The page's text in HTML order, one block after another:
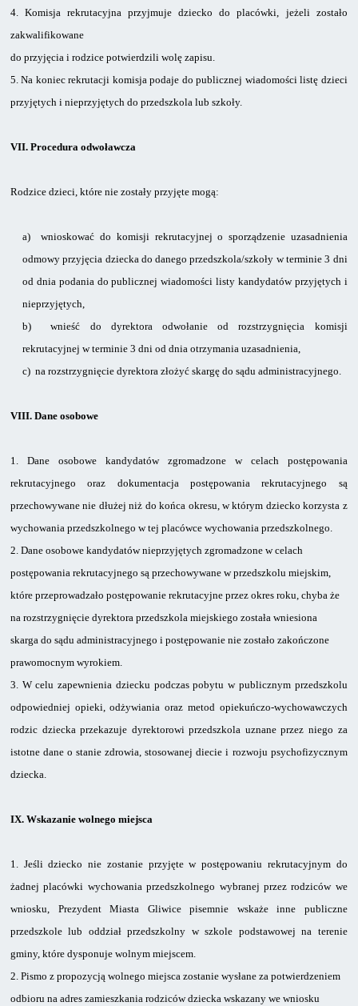
4.Komisja rekrutacyjna przyjmuje dziecko do placówki, jeżeli zostało
zakwalifikowane
do przyjęcia i rodzice potwierdzili wolę zapisu.
5. Na koniec rekrutacji komisja podaje do publicznej wiadomości listę dzieci
przyjętych i nieprzyjętych do przedszkola lub szkoły.
VII. Procedura odwoławcza
Rodzice dzieci, które nie zostały przyjęte mogą:
a)
wnioskować do komisji rekrutacyjnej o sporządzenie uzasadnienia
odmowy przyjęcia dziecka do danego przedszkola/szkoły w terminie 3 dni
od dnia podania do publicznej wiadomości listy kandydatów przyjętych i
nieprzyjętych,
b)
wnieść do dyrektora odwołanie od rozstrzygnięcia komisji
rekrutacyjnej w terminie 3 dni od dnia otrzymania uzasadnienia,
c) na rozstrzygnięcie dyrektora złożyć skargę do sądu administracyjnego.
VIII. Dane osobowe
1. Dane osobowe kandydatów zgromadzone w celach postępowania
rekrutacyjnegooraz dokumentacja postępowania rekrutacyjnego są
przechowywane nie dłużej niż do końca okresu, w którym dziecko korzysta z
wychowania przedszkolnego w tej placówce wychowania przedszkolnego.
2. Dane osobowe kandydatów nieprzyjętych zgromadzone w celach
postępowania rekrutacyjnego są przechowywane w przedszkolu miejskim,
które przeprowadzało postępowanie rekrutacyjne przez okres roku, chyba że
na rozstrzygnięcie dyrektora przedszkola miejskiego została wniesiona
skarga do sądu administracyjnego i postępowanie nie zostało zakończone
prawomocnym wyrokiem.
3. W celu zapewnienia dziecku podczas pobytu w publicznym przedszkolu
odpowiedniej opieki, odżywiania oraz metod opiekuńczo-wychowawczych
rodzic dziecka przekazuje dyrektorowi przedszkola uznane przez niego za
istotne dane o stanie zdrowia, stosowanej diecie i rozwoju psychofizycznym
dziecka.
IX. Wskazanie wolnego miejsca
1. Jeśli dziecko nie zostanie przyjęte w postępowaniu rekrutacyjnym do
żadnej placówki wychowania przedszkolnego wybranej przez rodziców we
wniosku, Prezydent Miasta Gliwice pisemnie wskaże inne publiczne
przedszkole lub oddział przedszkolny w szkole podstawowej na terenie
gminy, które dysponuje wolnym miejscem.
2. Pismo z propozycją wolnego miejsca zostanie wysłane za potwierdzeniem
odbioru na adres zamieszkania rodziców dziecka wskazany we wniosku